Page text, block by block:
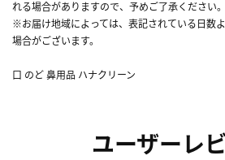
れる場合がありますので、予めご了承ください。
※お届け地域によっては、表記されている日数
場合がございます。
口 のど 鼻用品 ハナクリーン
ユーザーレ